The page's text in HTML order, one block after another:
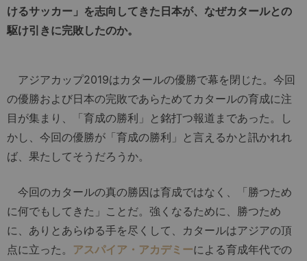
けるサッカー」を志向してきた日本が、なぜカタールとの
駆け引きに完敗したのか。
アジアカップ2019はカタールの優勝で幕を閉じた。今回
の優勝および日本の完敗であらためてカタールの育成に注
目が集まり、「育成の勝利」と銘打つ報道まであった。し
かし、今回の優勝が「育成の勝利」と言えるかと訊かれれ
ば、果たしてそうだろうか。
今回のカタールの真の勝因は育成ではなく、「勝つため
に何でもしてきた」ことだ。強くなるために、勝つため
に、ありとあらゆる手を尽くして、カタールはアジアの頂
点に立った。 アスパイア・アカデミーによる育成年代での